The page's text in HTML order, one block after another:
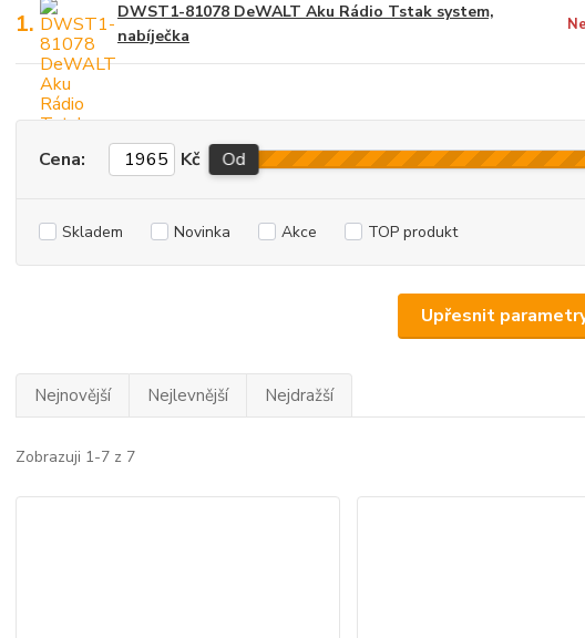
1.
DWST1-81078 DeWALT Aku Rádio Tstak system,
nabíječka
Upřesnit
Cena: Kč Od
Skladem Novinka Akce TOP produkt
Nejnovější Nejlevnější Nejdražší
Zobrazuji 1-7 z 7